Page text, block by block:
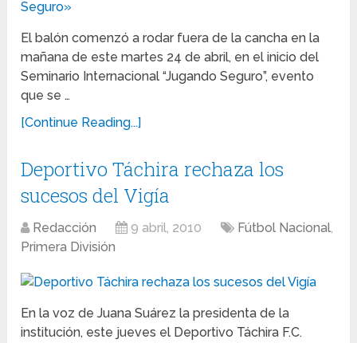
El balón comenzó a rodar fuera de la cancha en la
mañana de este martes 24 de abril, en el inicio del
Seminario Internacional “Jugando Seguro”, evento
que se …
[Continue Reading...]
Deportivo Táchira rechaza los
sucesos del Vigía
Redacción 9 abril, 2010 Fútbol Nacional,
Primera División
En la voz de Juana Suárez la presidenta de la
institución, este jueves el Deportivo Táchira F.C.